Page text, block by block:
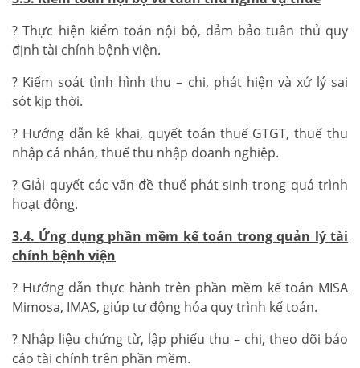
? Thực hiện kiểm toán nội bộ, đảm bảo tuân thủ quy
định tài chính bệnh viện.
? Kiểm soát tình hình thu – chi, phát hiện và xử lý sai
sót kịp thời.
? Hướng dẫn kê khai, quyết toán thuế GTGT, thuế thu
nhập cá nhân, thuế thu nhập doanh nghiệp.
? Giải quyết các vấn đề thuế phát sinh trong quá trình
hoạt động.
3.4. Ứng dụng phần mềm kế toán trong quản lý tài
chính bệnh viện
? Hướng dẫn thực hành trên phần mềm kế toán MISA
Mimosa, IMAS, giúp tự động hóa quy trình kế toán.
? Nhập liệu chứng từ, lập phiếu thu – chi, theo dõi báo
cáo tài chính trên phần mềm.